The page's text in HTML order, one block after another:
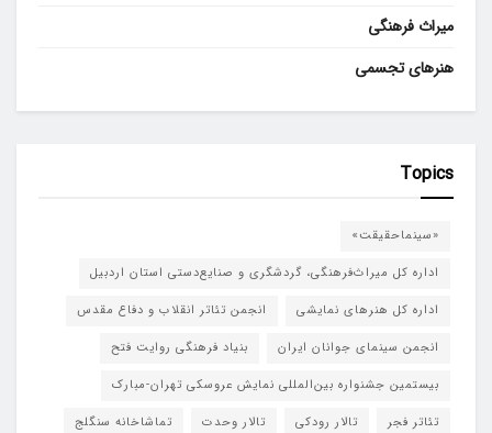
میراث فرهنگی
هنرهای تجسمی
Topics
«سینماحقیقت»
اداره کل میراث‌فرهنگی، گردشگری و صنایع‌دستی استان اردبیل
اداره کل هنرهای نمایشی
انجمن تئاتر انقلاب و دفاع مقدس
انجمن سینمای جوانان ایران
بنیاد فرهنگی روایت فتح
بیستمین جشنواره بین‌المللی نمایش عروسکی تهران-مبارک
تئاتر فجر
تالار رودکی تالار وحدت
تماشاخانه سنگلج